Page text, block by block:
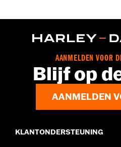
GARANTIE:2 jaar beperkte
Herkomst:Geïmporteerd
AANMELDEN VOOR
Blijf op
AANMELDEN
KLANTONDERSTEUNING